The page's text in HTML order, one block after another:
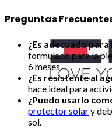
Preguntas
¿Es adecuado para
formulado para la
6 meses.
¿Es resistente al
hace ideal para
¿Puedo usarlo
protector solary
sol.